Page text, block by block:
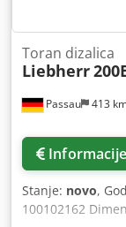
Passau 413
Toran dizalica
Liebherr
Stanje: novo,
100102162